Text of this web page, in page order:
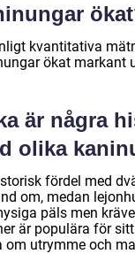
kvantitativa
ökat markant
är några
olika
fördel med
om, medan
päls men
är populära för
om utrymme och